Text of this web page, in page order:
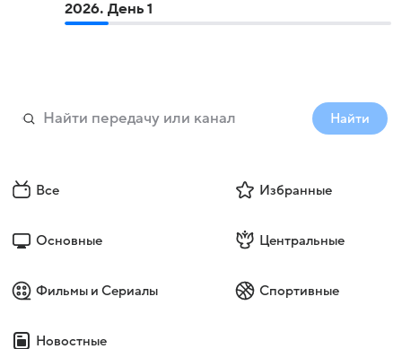
2026. День 1
Найти
Все Избранные
Основные Центральные
Фильмы и Сериалы Спортивные
Новостные